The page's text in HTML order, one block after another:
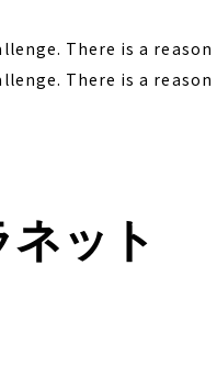
There is a
There is a
ット